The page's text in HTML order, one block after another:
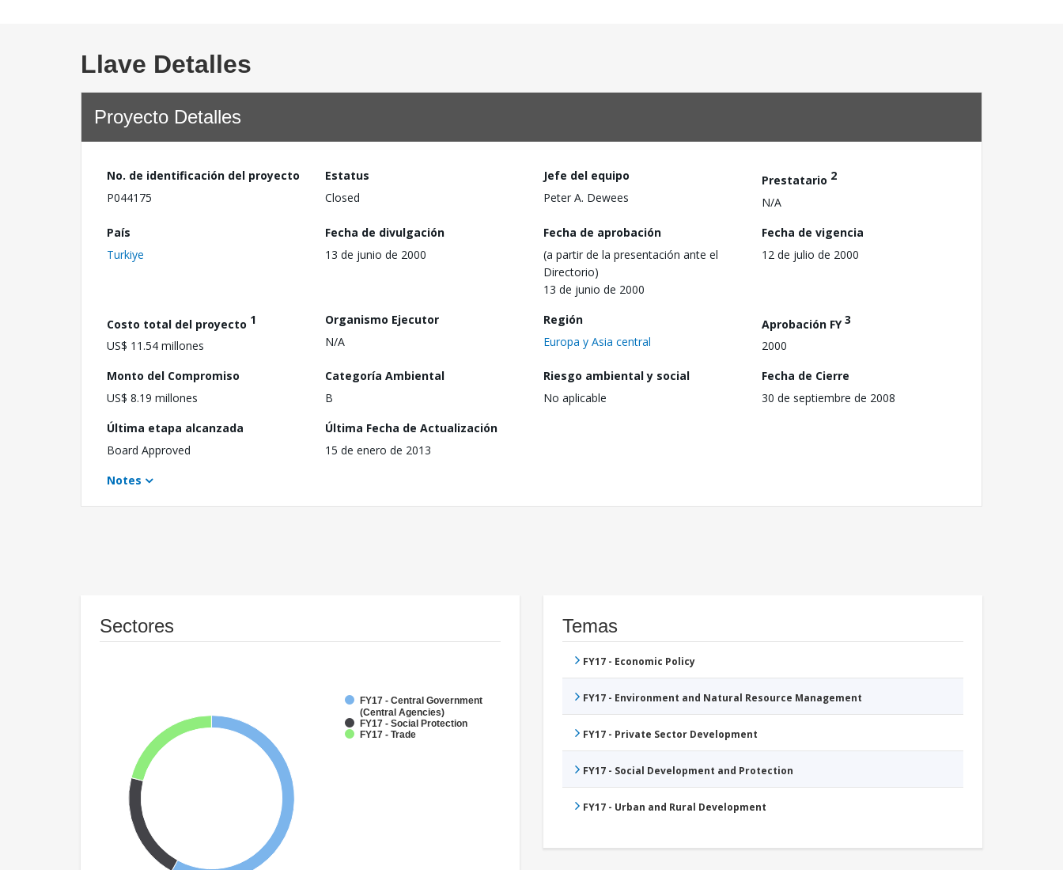
Llave Detalles
Proyecto Detalles
No. de identificación del proyecto
P044175
Estatus
Closed
Jefe del equipo
Peter A. Dewees
Prestatario 2
N/A
País
Turkiye
Fecha de divulgación
13 de junio de 2000
Fecha de aprobación
(a partir de la presentación ante el
Directorio)
13 de junio de 2000
Fecha de vigencia
12 de julio de 2000
Costo total del proyecto 1
US$ 11.54 millones
Organismo Ejecutor
N/A
Región
Europa y Asia central
Aprobación FY3
2000
Monto del Compromiso
US$ 8.19 millones
Categoría Ambiental
B
Riesgo ambiental y social
No aplicable
Fecha de Cierre
30 de septiembre de 2008
Última etapa alcanzada
Board Approved
Última Fecha de Actualización
15 de enero de 2013
Notes
Sectores
FY17 - Central Government
(Central Agencies)
FY17 - Social Protection
FY17 - Trade
Temas
FY17 - Economic Policy
FY17 - Environment and Natural Resource Management
FY17 - Private Sector Development
FY17 - Social Development and Protection
FY17 - Urban and Rural Development